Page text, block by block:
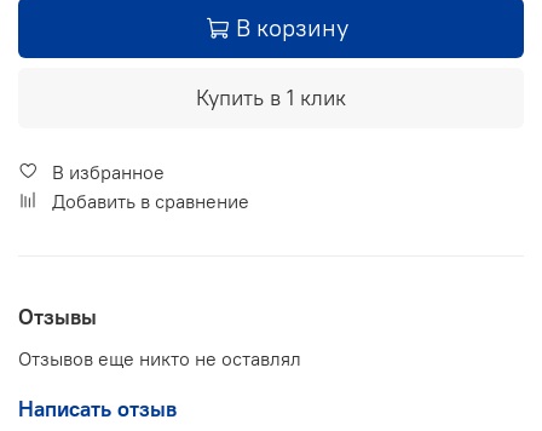
В корзину
Купить в 1 клик
В избранное
Добавить в сравнение
Отзывы
Отзывов еще никто не оставлял
Написать отзыв